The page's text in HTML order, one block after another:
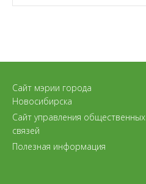
Сайт мэрии города
Новосибирска
Сайт управления общественных
связей
Полезная информация